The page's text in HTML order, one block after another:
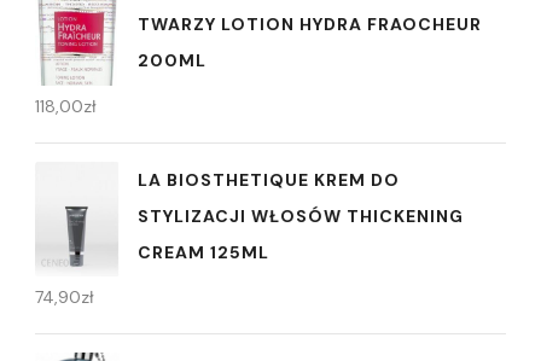
TWARZY LOTION HYDRA FRAOCHEUR
200ML
118,00zł
LA BIOSTHETIQUE KREM DO
STYLIZACJI WŁOSÓW THICKENING
CREAM 125ML
74,90zł